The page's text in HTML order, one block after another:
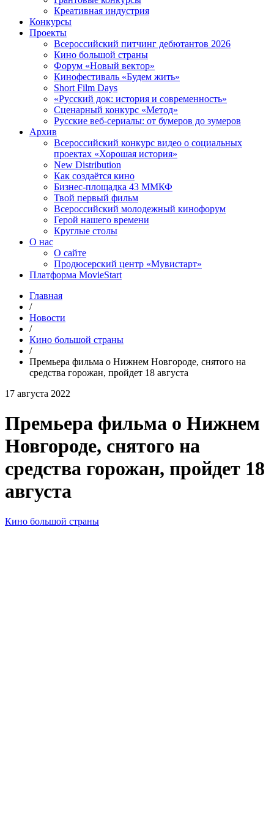
Креативная индустрия
Конкурсы
Проекты
Всероссийский питчинг дебютантов 2026
Кино большой страны
Форум «Новый вектор»
Кинофестиваль «Будем жить»
Short Film Days
«Русский док: история и современность»
Сценарный конкурс «Метод»
Русские веб-сериалы: от бумеров до зумеров
Архив
Всероссийский конкурс видео о социальных
проектах «Хорошая история»
New Distribution
Как создаётся кино
Бизнес-площадка 43 ММКФ
Твой первый фильм
Всероссийский молодежный кинофорум
Герой нашего времени
Круглые столы
О нас
О сайте
Продюсерский центр «Мувистарт»
Платформа MovieStart
Главная
/
Новости
/
Кино большой страны
/
Премьера фильма о Нижнем Новгороде, снятого на
средства горожан, пройдет 18 августа
17 августа 2022
Премьера фильма о Нижнем
Новгороде, снятого на
средства горожан, пройдет 18
августа
Кино большой страны